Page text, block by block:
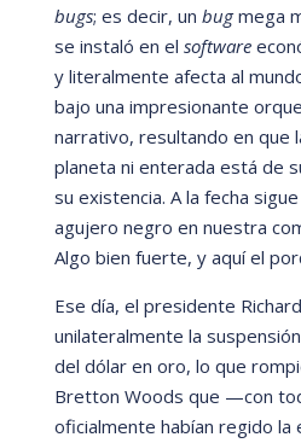
bugs; es decir, un bugmega
se instaló en el softwareecon
y literalmente afecta al
bajo una impresionante
narrativo, resultando en que
planeta ni enterada está de
su existencia. A la fecha
agujero negro en nuestra
Algo bien fuerte, y aquíel
Ese día, el presidente
unilateralmente la
del dólar en oro, lo que
Bretton Woods que —con
oficialmente habían regido la